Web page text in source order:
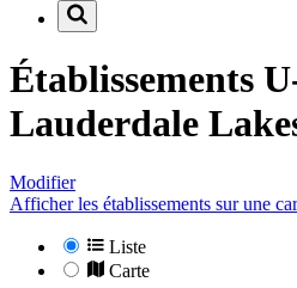
Établissements
Lauderdale
Modifier
Afficher les établissements sur une
Liste
Carte